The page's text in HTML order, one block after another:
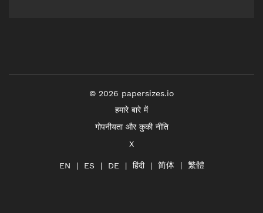
© 2026 papersizes.io
हमारे बारे में
गोपनीयता और कुकी नीति
X
EN ES DE हिंदी 简体 繁體